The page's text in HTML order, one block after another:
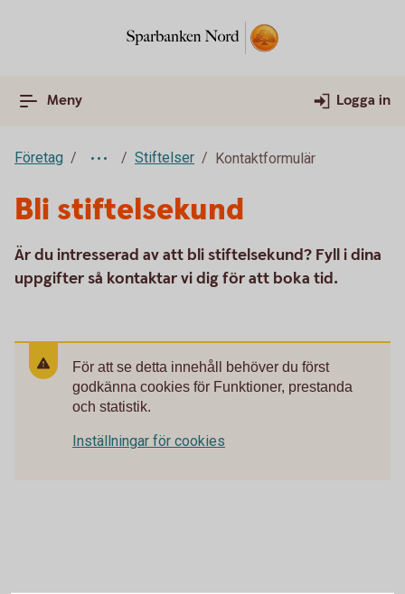
Meny Logga in
Företag Stiftelser Kontaktformulär
Bli stiftelsekund
Är du intresserad av att bli stiftelsekund? Fyll i dina
uppgifter så kontaktar vi dig för att boka tid.
För att se detta innehåll behöver du först
godkänna cookies för Funktioner, prestanda
och statistik.
Inställningar för cookies